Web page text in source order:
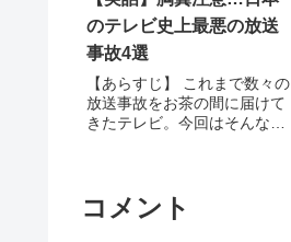
のテレビ史上最悪の放送
事故4選
【あらすじ】 これまで数々の
放送事故をお茶の間に届けて
きたテレビ。今回はそんなテ
コメント